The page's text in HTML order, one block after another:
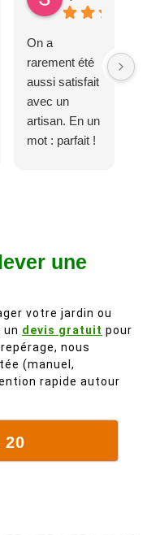
On a
rarement été
aussi satisfait
avec un
artisan. En un
mot : parfait !
débordait trop
plein de bois
mort. C'est
délicat parce
que c'est un
une
votre jardin ou
un devis gratuit pour
repérage, nous
(manuel,
rapide autour
20